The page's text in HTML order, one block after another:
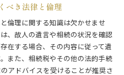
における課題と解決策
率的な整理方法
スで得られる安心感
る整理後の満足度
に応える工夫
べき法律と倫理
倫理に関する知識は欠かせませ
、故人の遺言や相続の状況を確認
在する場合、その内容に従って遺
また、相続税やその他の法的手続
アドバイスを受けることが推奨さ